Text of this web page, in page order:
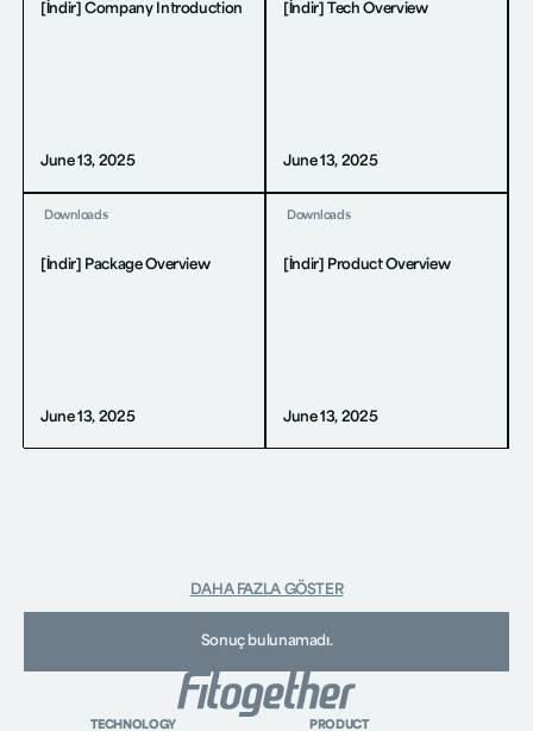
[İndir] Company Introduction
June 13, 2025
[İndir] Tech Overview
June 13, 2025
Downloads
[İndir] Package Overview
June 13, 2025
Downloads
[İndir] Product Overview
June 13, 2025
DAHA FAZLA GÖSTER
Sonuç bulunamadı.
TECHNOLOGY PRODUCT